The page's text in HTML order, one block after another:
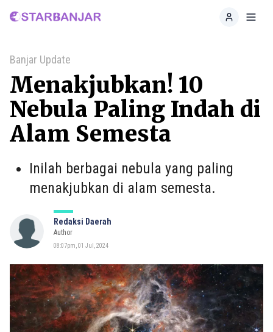
Home
Banjar Update
Menakjubkan! 10
Nebula Paling Indah di
Alam Semesta
Inilah berbagai nebula yang paling
menakjubkan di alam semesta.
Redaksi Daerah
Author
08:07pm, 01 Jul, 2024